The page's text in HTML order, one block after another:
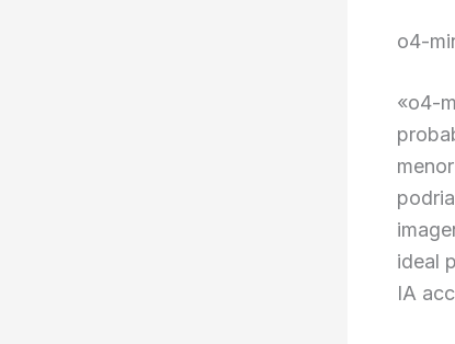
o4-
«o4-
ideal
IA